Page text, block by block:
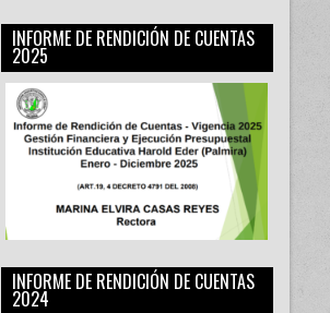
INFORME DE RENDICIÓN DE CUENTAS
2025
INFORME DE RENDICIÓN DE CUENTAS
2024